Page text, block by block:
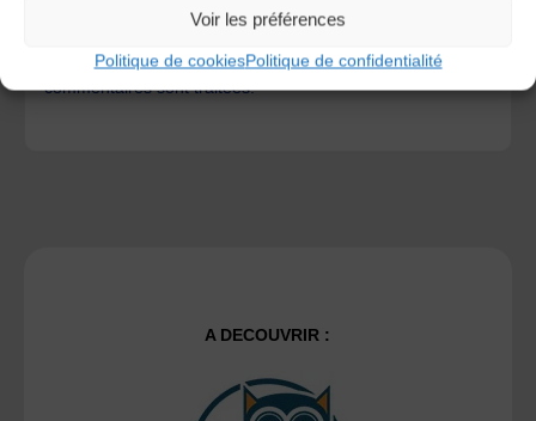
Voir les préférences
Politique de cookiesPolitique de confidentialité
savoir plus sur la façon dont les données de vos
commentaires sont traitées.
A DECOUVRIR :